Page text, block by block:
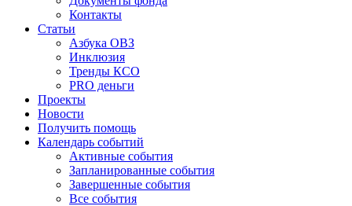
Контакты
Статьи
Азбука ОВЗ
Инклюзия
Тренды КСО
PRO деньги
Проекты
Новости
Получить помощь
Календарь событий
Активные события
Запланированные события
Завершенные события
Все события